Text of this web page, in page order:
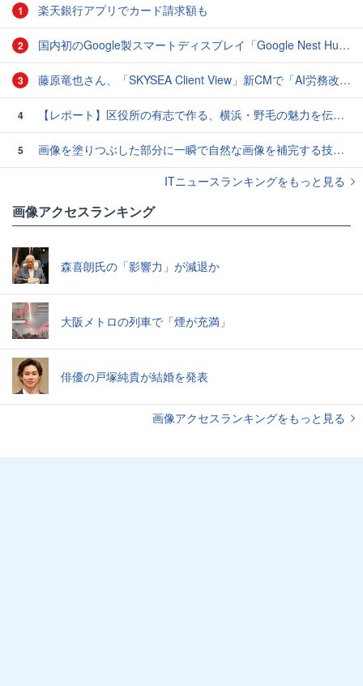
1 楽天銀行アプリでカード請求額も
2 国内初のGoogle製スマートディスプレイ「Google Nest Hub」実機レビュー！
3 藤原竜也さん、「SKYSEA Client View」新CMで「AI労務改善」をアピール 働き方をAIが分析したら「すぐに休んで」と言われる？
4 【レポート】区役所の有志で作る、横浜・野毛の魅力を伝えるCM
5
画像を塗りつぶした部分に一瞬で自然な画像を補完する技術を早稲田大学の研究者が開発
ITニュースランキングをもっと見る
画像アクセスランキング
森喜朗氏の「影響力」が減退か
大阪メトロの列車で「煙が充満」
俳優の戸塚純貴が結婚を発表
画像アクセスランキングをもっと見る